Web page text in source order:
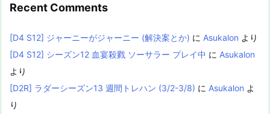
Recent Comments
[D4 S12] ジャーニーがジャーニー (解決案とか) に Asukalon より
[D4 S12] シーズン12 血宴殺戮 ソーサラー プレイ中 に Asukalon
より
[D2R] ラダーシーズン13 週間トレハン (3/2-3/8) に Asukalon よ
り